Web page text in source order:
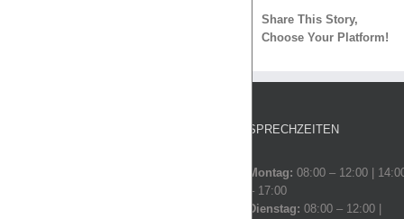
Share This Story,
Choose Your Platform!
SPRECHZEITEN
Montag: 08:00 – 12:00 |
– 17:00
Dienstag: 08:00 – 12:00 |